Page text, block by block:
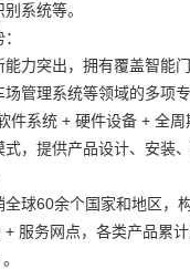
系统等。
能力突出，拥有覆盖智能
管理系统等领域的多项专
件系统 + 硬件设备 + 全周
式，提供产品设计、安装
全球60余个国家和地区，
+ 服务网点，各类产品累